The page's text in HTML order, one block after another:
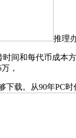
推理
和每代币成本
，
载。从90年PC